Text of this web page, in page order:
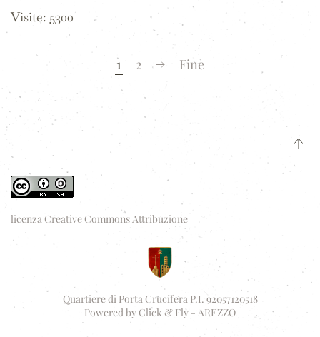
Visite: 5300
1 2 Fine
licenza Creative Commons Attribuzione
Quartiere di Porta Crucifera P.I. 92057120518
Powered byClick & Fly - AREZZO